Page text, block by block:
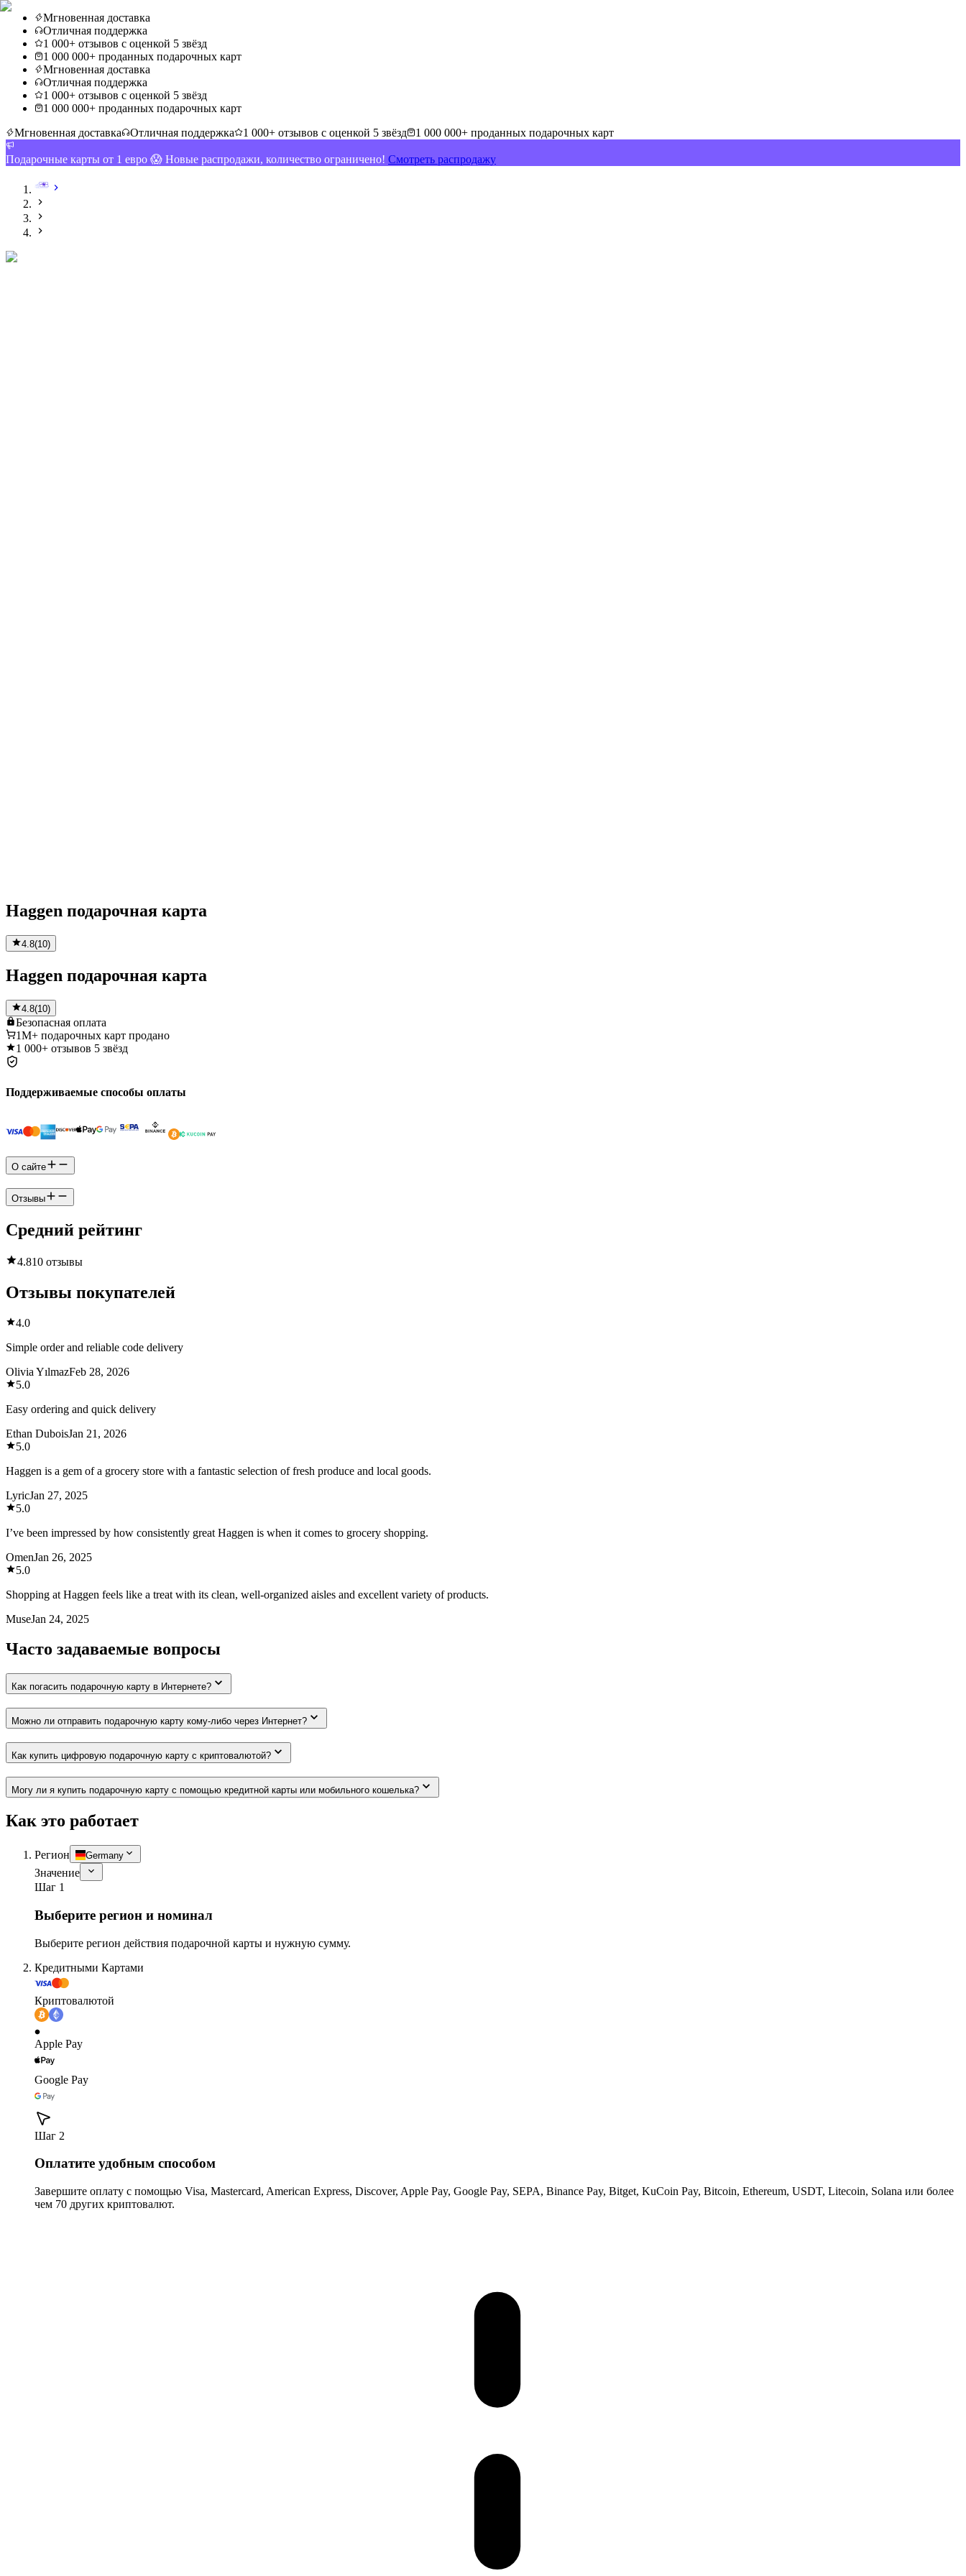
Мгновенная доставка
Отличная поддержка
1 000+ отзывов с оценкой 5 звёзд
1 000 000+ проданных подарочных карт
Мгновенная доставка
Отличная поддержка
1 000+ отзывов с оценкой 5 звёзд
1 000 000+ проданных подарочных карт
Мгновенная доставка
Отличная поддержка 1 000+ отзывов с оценкой 5 звёзд 1 000 000+ проданных подарочных карт
Подарочные карты от 1 евро 😱 Новые распродажи, количество ограничено! Смотреть распродажу
Haggen подарочная карта
4.8(10)
Haggen подарочная карта
4.8(10)
Безопасная оплата
1M+ подарочных карт продано
1 000+ отзывов 5 звёзд
Поддерживаемые способы оплаты
О сайте
Отзывы
Средний рейтинг
4.810 отзывы
Отзывы покупателей
4.0
Simple order and reliable code delivery
Olivia YılmazFeb 28, 2026
5.0
Easy ordering and quick delivery
Ethan DuboisJan 21, 2026
5.0
Haggen is a gem of a grocery store with a fantastic selection of fresh produce and local goods.
LyricJan 27, 2025
5.0
I’ve been impressed by how consistently great Haggen is when it comes to grocery shopping.
OmenJan 26, 2025
5.0
Shopping at Haggen feels like a treat with its clean, well-organized aisles and excellent variety of products.
MuseJan 24, 2025
Часто задаваемые вопросы
Как погасить подарочную карту в Интернете?
Можно ли отправить подарочную карту кому-либо через Интернет?
Как купить цифровую подарочную карту с криптовалютой?
Могу ли я купить подарочную карту с помощью кредитной карты или мобильного кошелька?
Как это работает
Регион Germany
Значение
Шаг 1
Выберите регион и номинал
Выберите регион действия подарочной карты и нужную сумму.
Кредитными Картами
Криптовалютой
Apple Pay
Google Pay
Шаг 2
Оплатите удобным способом
Завершите оплату с помощью Visa, Mastercard, American Express, Discover, Apple Pay, Google Pay, SEPA, Binance Pay, Bitget, KuCoin Pay, Bitcoin, Ethereum, USDT, Litecoin, Solana или более
чем 70 других криптовалют.